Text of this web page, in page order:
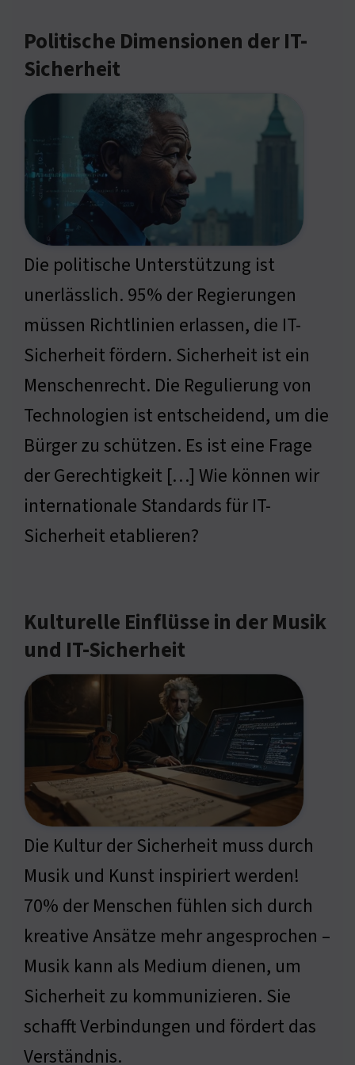
Politische Dimensionen der IT-
Sicherheit
Die politische Unterstützung ist
unerlässlich. 95% der Regierungen
müssen Richtlinien erlassen, die IT-
Sicherheit fördern. Sicherheit ist ein
Menschenrecht. Die Regulierung von
Technologien ist entscheidend, um die
Bürger zu schützen. Es ist eine Frage
der Gerechtigkeit […] Wie können wir
internationale Standards für IT-
Sicherheit etablieren?
Kulturelle Einflüsse in der Musik
und IT-Sicherheit
Die Kultur der Sicherheit muss durch
Musik und Kunst inspiriert werden!
70% der Menschen fühlen sich durch
kreative Ansätze mehr angesprochen –
Musik kann als Medium dienen, um
Sicherheit zu kommunizieren. Sie
schafft Verbindungen und fördert das
Verständnis.